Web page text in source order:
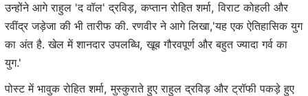
उन्होंने आगे राहुल 'द वॉल' द्रविड़, कप्तान रोहित शर्मा, विराट कोहली और
रवींद्र जड़ेजा की भी तारीफ की. रणवीर ने आगे लिखा,'यह एक ऐतिहासिक युग
का अंत है. खेल में शानदार उपलब्धि, खूब गौरवपूर्ण और बहुत ज्यादा गर्व का
युग.'
पोस्ट में भावुक रोहित शर्मा, मुस्कुराते हुए राहुल द्रविड़ और ट्रॉफी पकड़े हुए